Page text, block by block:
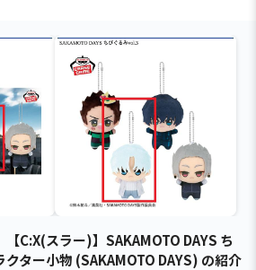
【C:X(スラー)】SAKAMOTO DAYS ち
ター小物 (SAKAMOTO DAYS) の紹介